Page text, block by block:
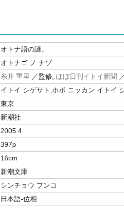
オトナ語の謎。
オトナゴ ノ ナゾ
糸井 重里 ／監修, ほぼ日刊イトイ新聞
イトイ シゲサト,ホボ ニッカン イトイ
東京
新潮社
2005.4
397p
16cm
新潮文庫
シンチョウ ブンコ
日本語-位相